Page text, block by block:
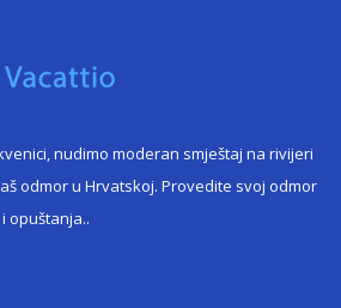
nudimo moderan smještaj na rivijeri
odmor u Hrvatskoj. Provedite svoj odmor
opuštanja..